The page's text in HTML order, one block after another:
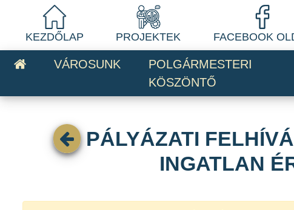
KEZDŐLAP PROJEKTEK FACEBOOK
VÁROSUNK
POLGÁRMESTERI
KÖSZÖNTŐ
PÁLYÁZATI
INGATLAN